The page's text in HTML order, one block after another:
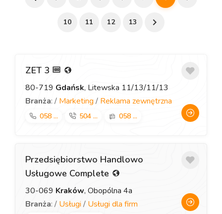
10 11 12 13
ZET 3
80-719 Gdańsk, Litewska 11/13/11/13
Branża: / Marketing / Reklama zewnętrzna
058 ... 504 ... 058 ...
Przedsiębiorstwo Handlowo
Usługowe Complete
30-069 Kraków, Obopólna 4a
Branża: / Usługi / Usługi dla firm